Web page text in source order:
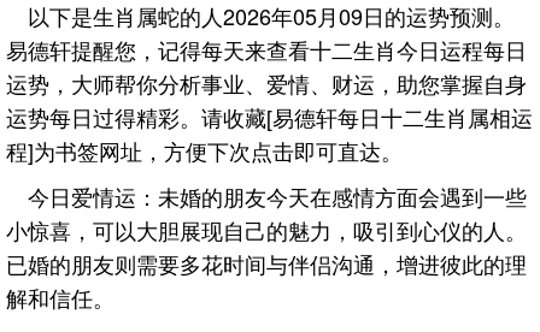
以下是生肖属蛇的人2026年05月09日的运势预测。
易德轩提醒您，记得每天来查看十二生肖今日运程每日
运势，大师帮你分析事业、爱情、财运，助您掌握自身
运势每日过得精彩。请收藏[易德轩每日十二生肖属相运
程]为书签网址，方便下次点击即可直达。
今日爱情运：未婚的朋友今天在感情方面会遇到一些
小惊喜，可以大胆展现自己的魅力，吸引到心仪的人。
已婚的朋友则需要多花时间与伴侣沟通，增进彼此的理
解和信任。